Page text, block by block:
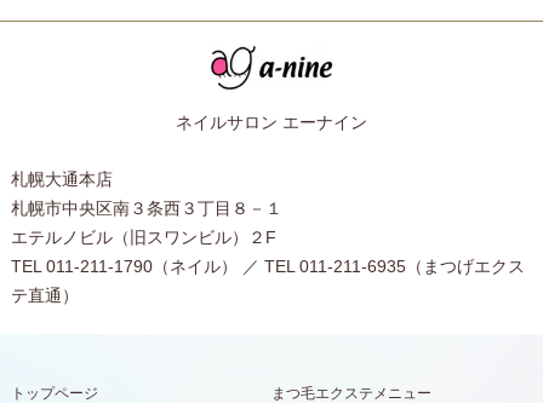
ネイルサロン エーナイン
札幌大通本店
札幌市中央区南３条西３丁目８－１
エテルノビル（旧スワンビル）２F
TEL 011-211-1790（ネイル） ／ TEL 011-211-6935（まつげエクス
テ直通）
トップページ
まつ毛エクステメニュー